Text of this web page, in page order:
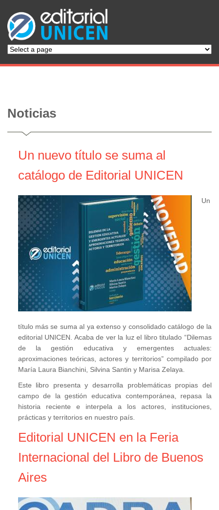
Noticias
Un nuevo título se suma al
catálogo de Editorial UNICEN
Un
título más se suma al ya extenso y consolidado catálogo de la
editorial UNICEN. Acaba de ver la luz el libro titulado “Dilemas
de la gestión educativa y emergentes actuales:
aproximaciones teóricas, actores y territorios” compilado por
María Laura Bianchini, Silvina Santin y Marisa Zelaya.
Este libro presenta y desarrolla problemáticas propias del
campo de la gestión educativa contemporánea, repasa la
historia reciente e interpela a los actores, instituciones,
prácticas y territorios en nuestro país.
Editorial UNICEN en la Feria
Internacional del Libro de Buenos
Aires